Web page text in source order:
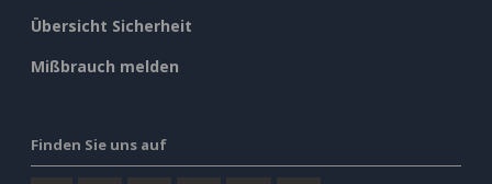
Übersicht Sicherheit
Mißbrauch melden
Finden Sie uns auf